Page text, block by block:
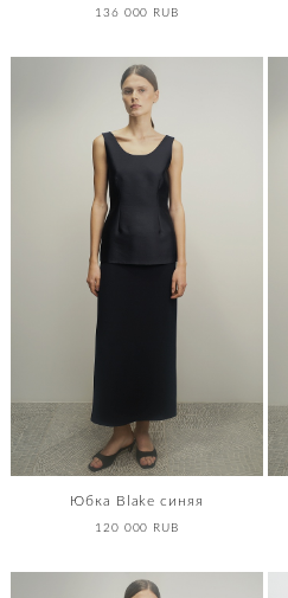
136 000 RUB
Юбка Blake синяя
120 000 RUB